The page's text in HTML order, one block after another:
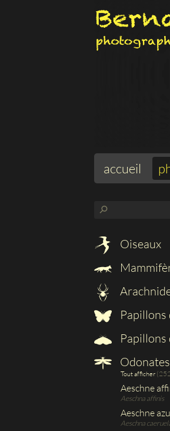
accueil
⚲
Oiseaux
Papillons
Papillons
Odonates
Tout afficher
Aeschne
Aeschna affinis
Aeschne
Aeschna